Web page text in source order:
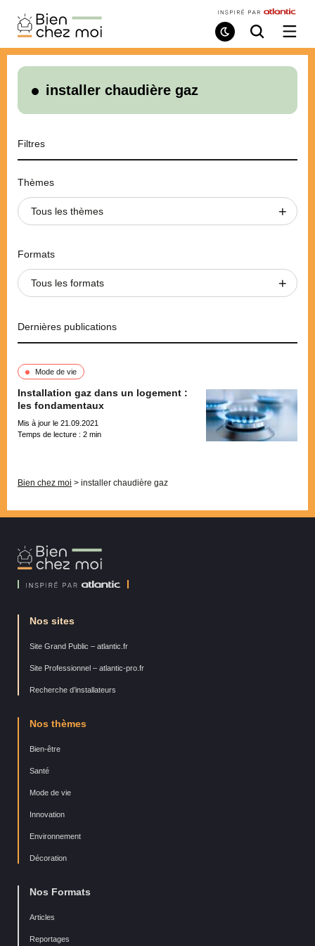
Bien
Chez
Moi
Mode
de
Recherche
/
le
installer chaudière gaz
Filtres
Thèmes
Tous les thèmes
Formats
Tous les formats
Dernières publications
Mode de vie
Installation gaz dans un logement :
les fondamentaux
Mis à jour le 21.09.2021
Temps de lecture : 2 min
Bien chez moi > installer chaudière gaz
Bien
Chez
Nos sites
Site Grand Public – atlantic.fr
Site Professionnel – atlantic-pro.fr
Recherche d’installateurs
Nos thèmes
Bien-être
Santé
Mode de vie
Innovation
Environnement
Décoration
Nos Formats
Articles
Reportages